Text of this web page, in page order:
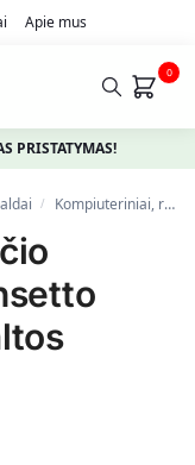
Apie mus
0
PRISTATYMAS!
/ Kompiuteriniai, rašomieji stalai